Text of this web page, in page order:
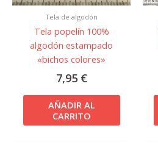
Tela de algodón
Tela popelín 100%
algodón estampado
«bichos colores»
7,95 €
AÑADIR AL
CARRITO